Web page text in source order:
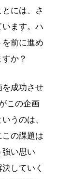
には、さ
います。ハ
前に進め
か？
を成功させ
この企画
うのは、
この課題は
い思い
していく